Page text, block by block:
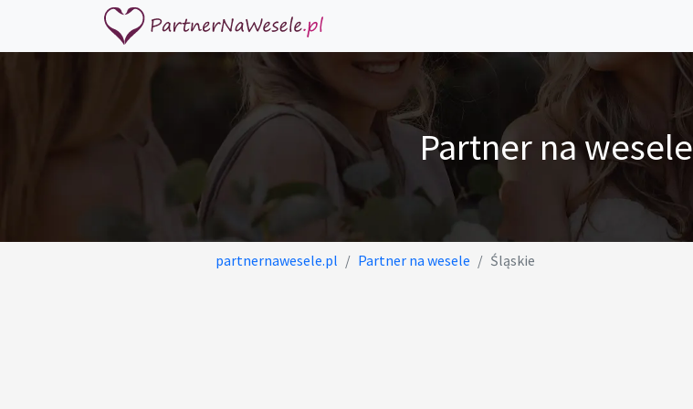
Partner na wesele
partnernawesele.pl Partner na wesele Śląskie